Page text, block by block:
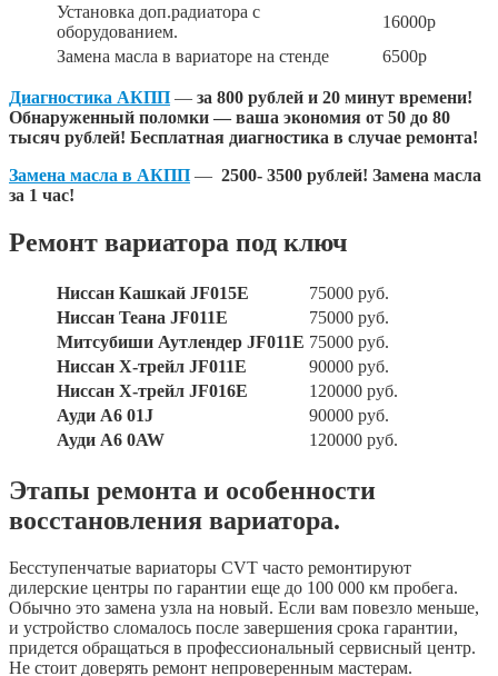
Установка доп.радиатора с
оборудованием.
16000р
Замена масла в вариаторе на стенде
6500р
Диагностика АКПП — за 800 рублей и 20 минут времени!
Обнаруженный поломки — ваша экономия от 50 до 80
тысяч рублей! Бесплатная диагностика в случае ремонта!
Замена масла в АКПП — 2500- 3500 рублей! Замена масла
за 1 час!
Ремонт вариатора под ключ
Ниссан Кашкай JF015E
75000 руб.
Ниссан Теана JF011E
75000 руб.
Митсубиши Аутлендер JF011E 75000 руб.
Ниссан Х-трейл JF011E
90000 руб.
Ниссан Х-трейл JF016E
120000 руб.
Ауди А6 01J
90000 руб.
Ауди А6 0AW
120000 руб.
Этапы ремонта и особенности
восстановления вариатора.
Бесступенчатые вариаторы CVT часто ремонтируют
дилерские центры по гарантии еще до 100 000 км пробега.
Обычно это замена узла на новый. Если вам повезло меньше,
и устройство сломалось после завершения срока гарантии,
придется обращаться в профессиональный сервисный центр.
Не стоит доверять ремонт непроверенным мастерам.